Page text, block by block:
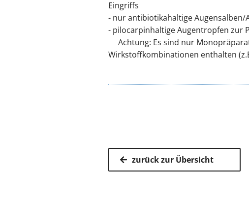
Eingriffs
- nur antibiotikahaltige
- pilocarpinhaltige Augentropfen zur
Achtung: Es sind nur
Wirkstoffkombinationen enthalten
zurück zur Übersicht